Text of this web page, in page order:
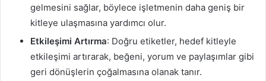
gelmesini sağlar, böylece işletmenin daha geniş bir
kitleye ulaşmasına yardımcı olur.
Etkileşimi Artırma: Doğru etiketler, hedef kitleyle
etkileşimi artırarak, beğeni, yorum ve paylaşımlar gibi
geri dönüşlerin çoğalmasına olanak tanır.